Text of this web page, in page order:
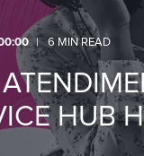
6 MIN READ
HUB